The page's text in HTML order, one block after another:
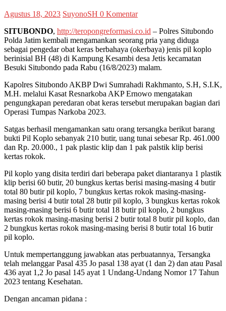
Agustus 18, 2023 SuyonoSH 0 Komentar
SITUBONDO, http://teropongreformasi.co.id – Polres Situbondo
Polda Jatim kembali mengamankan seorang pria yang diduga
sebagai pengedar obat keras berbahaya (okerbaya) jenis pil koplo
berinisial BH (48) di Kampung Kesambi desa Jetis kecamatan
Besuki Situbondo pada Rabu (16/8/2023) malam.
Kapolres Situbondo AKBP Dwi Sumrahadi Rakhmanto, S.H, S.I.K,
M.H. melalui Kasat Resnarkoba AKP Ernowo mengatakan
pengungkapan peredaran obat keras tersebut merupakan bagian dari
Operasi Tumpas Narkoba 2023.
Satgas berhasil mengamankan satu orang tersangka berikut barang
bukti Pil Koplo sebanyak 210 butir, uang tunai sebesar Rp. 461.000
dan Rp. 20.000., 1 pak plastic klip dan 1 pak palstik klip berisi
kertas rokok.
Pil koplo yang disita terdiri dari beberapa paket diantaranya 1 plastik
klip berisi 60 butir, 20 bungkus kertas berisi masing-masing 4 butir
total 80 butir pil koplo, 7 bungkus kertas rokok masing-masing-
masing berisi 4 butir total 28 butir pil koplo, 3 bungkus kertas rokok
masing-masing berisi 6 butir total 18 butir pil koplo, 2 bungkus
kertas rokok masing-masing berisi 2 butir total 8 butir pil koplo, dan
2 bungkus kertas rokok masing-masing berisi 8 butir total 16 butir
pil koplo.
Untuk mempertanggung jawabkan atas perbuatannya, Tersangka
telah melanggar Pasal 435 Jo pasal 138 ayat (1 dan 2) dan atau Pasal
436 ayat 1,2 Jo pasal 145 ayat 1 Undang-Undang Nomor 17 Tahun
2023 tentang Kesehatan.
Dengan ancaman pidana :